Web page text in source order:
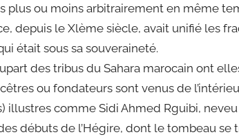
plus ou moins arbitrairement en même
depuis le Xlème siècle, avait unifié les
était sous sa souveraineté.
des tribus du Sahara marocain ont
ou fondateurs sont venus de
illustres comme Sidi Ahmed Rguibi,
débuts de l’Hégire, dont le tombeau se